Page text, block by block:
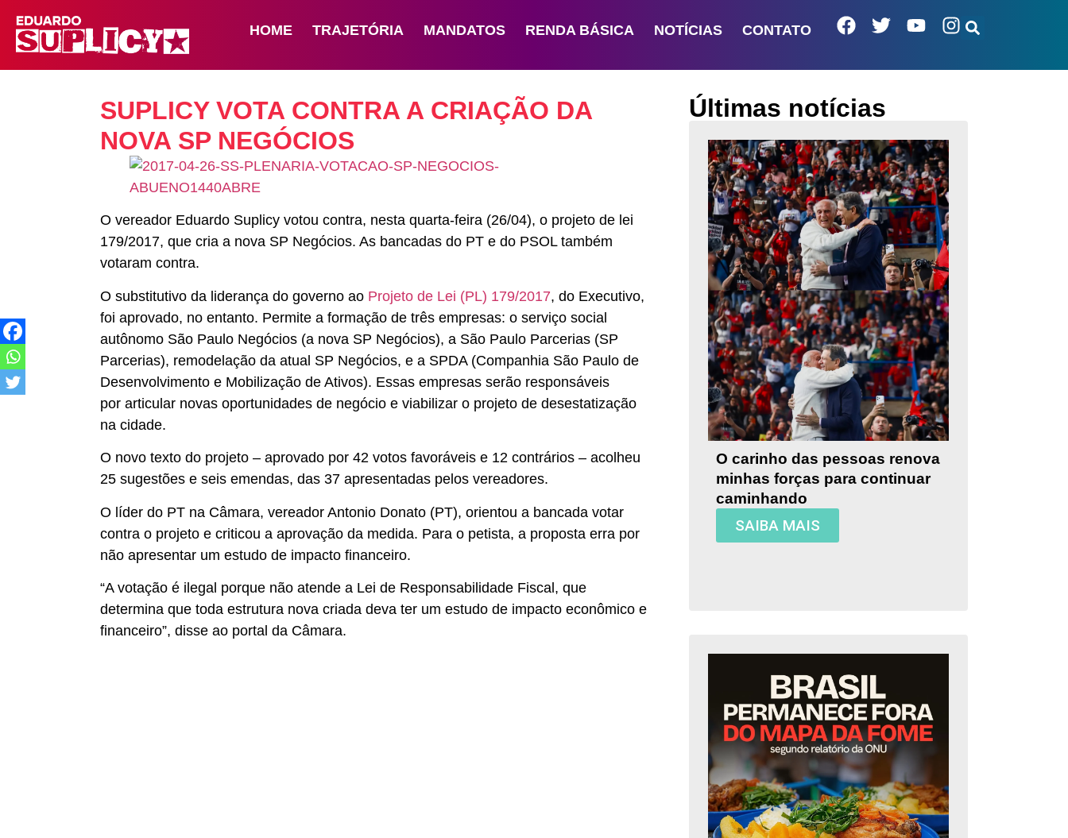
HOME TRAJETÓRIA MANDATOS RENDA BÁSICA NOTÍCIAS CONTATO
SUPLICY VOTA CONTRA A CRIAÇÃO DA
NOVA SP NEGÓCIOS
O vereador Eduardo Suplicy votou contra, nesta quarta-feira (26/04), o projeto de lei
179/2017, que cria a nova SP Negócios. As bancadas do PT e do PSOL também
votaram contra.
O substitutivo da liderança do governo ao Projeto de Lei (PL) 179/2017, do Executivo,
foi aprovado, no entanto. Permite a formação de três empresas: o serviço social
autônomo São Paulo Negócios (a nova SP Negócios), a São Paulo Parcerias (SP
Parcerias), remodelação da atual SP Negócios, e a SPDA (Companhia São Paulo de
Desenvolvimento e Mobilização de Ativos). Essas empresas serão responsáveis
por articular novas oportunidades de negócio e viabilizar o projeto de desestatização
na cidade.
O novo texto do projeto – aprovado por 42 votos favoráveis e 12 contrários – acolheu
25 sugestões e seis emendas, das 37 apresentadas pelos vereadores.
O líder do PT na Câmara, vereador Antonio Donato (PT), orientou a bancada votar
contra o projeto e criticou a aprovação da medida. Para o petista, a proposta erra por
não apresentar um estudo de impacto financeiro.
“A votação é ilegal porque não atende a Lei de Responsabilidade Fiscal, que
determina que toda estrutura nova criada deva ter um estudo de impacto econômico e
financeiro”, disse ao portal da Câmara.
Últimas notícias
O carinho das pessoas renova
minhas forças para continuar
caminhando
SAIBA MAIS